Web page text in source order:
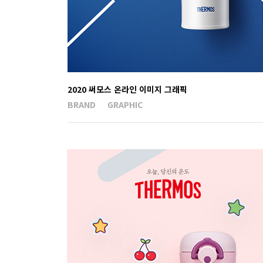
2020 써모스 온라인 이미지 그래픽
BRAND
GRAPHIC